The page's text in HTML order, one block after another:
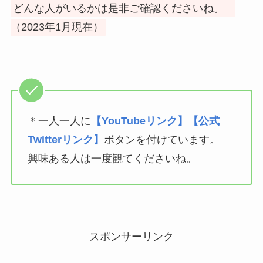
どんな人がいるかは是非ご確認くださいね。
（2023年1月現在）
＊一人一人に 【YouTubeリンク】【公式
Twitterリンク】 ボタンを付けています。
興味ある人は一度観てくださいね。
スポンサーリンク